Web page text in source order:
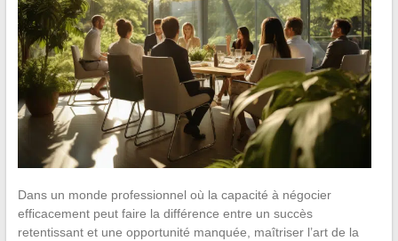
Dans un monde professionnel où la capacité à négocier
efficacement peut faire la différence entre un succès
retentissant et une opportunité manquée, maîtriser l’art de la